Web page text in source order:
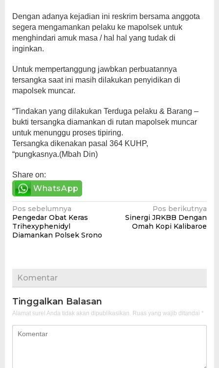
Dengan adanya kejadian ini reskrim bersama anggota
segera mengamankan pelaku ke mapolsek untuk
menghindari amuk masa / hal hal yang tudak di
inginkan.
Untuk mempertanggung jawbkan perbuatannya
tersangka saat ini masih dilakukan penyidikan di
mapolsek muncar.
“Tindakan yang dilakukan Terduga pelaku & Barang –
bukti tersangka diamankan di rutan mapolsek muncar
untuk menunggu proses tipiring.
Tersangka dikenakan pasal 364 KUHP,
“pungkasnya.(Mbah Din)
Share on:
WhatsApp
Navigasi
pos
Pos sebelumnya
Pengedar Obat Keras
Trihexyphenidyl
Diamankan Polsek Srono
Pos berikutnya
Sinergi JRKBB Dengan
Omah Kopi Kalibaroe
Komentar
Tinggalkan Balasan
Alamat surel Anda tidak akan dipublikasikan. Ruas yang wajib ditandai *